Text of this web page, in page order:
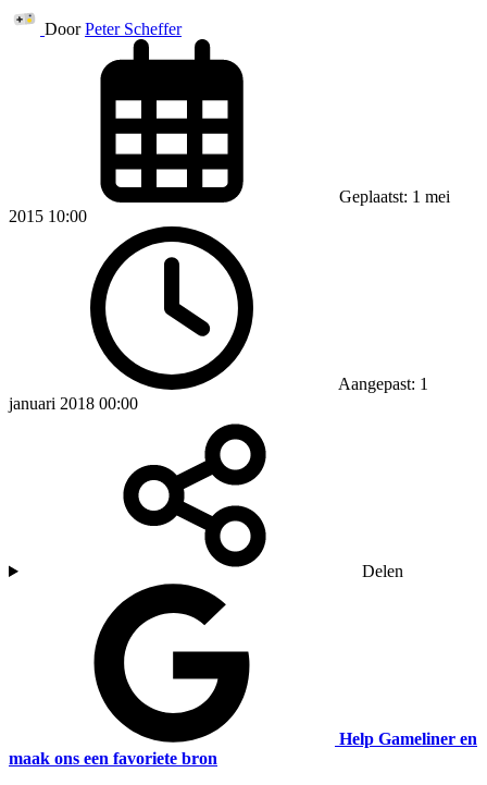
Door Peter Scheffer
Geplaatst: 1 mei
2015 10:00
Aangepast: 1
januari 2018 00:00
Delen
Help Gameliner en
maak ons een favoriete bron